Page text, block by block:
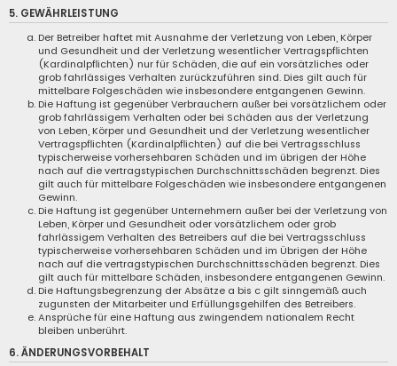
5. GEWÄHRLEISTUNG
Der Betreiber haftet mit Ausnahme der Verletzung von Leben, Körper
und Gesundheit und der Verletzung wesentlicher Vertragspflichten
(Kardinalpflichten) nur für Schäden, die auf ein vorsätzliches oder
grob fahrlässiges Verhalten zurückzuführen sind. Dies gilt auch für
mittelbare Folgeschäden wie insbesondere entgangenen Gewinn.
Die Haftung ist gegenüber Verbrauchern außer bei vorsätzlichem oder
grob fahrlässigem Verhalten oder bei Schäden aus der Verletzung
von Leben, Körper und Gesundheit und der Verletzung wesentlicher
Vertragspflichten (Kardinalpflichten) auf die bei Vertragsschluss
typischerweise vorhersehbaren Schäden und im übrigen der Höhe
nach auf die vertragstypischen Durchschnittsschäden begrenzt. Dies
gilt auch für mittelbare Folgeschäden wie insbesondere entgangenen
Gewinn.
Die Haftung ist gegenüber Unternehmern außer bei der Verletzung von
Leben, Körper und Gesundheit oder vorsätzlichem oder grob
fahrlässigem Verhalten des Betreibers auf die bei Vertragsschluss
typischerweise vorhersehbaren Schäden und im Übrigen der Höhe
nach auf die vertragstypischen Durchschnittsschäden begrenzt. Dies
gilt auch für mittelbare Schäden, insbesondere entgangenen Gewinn.
Die Haftungsbegrenzung der Absätze a bis c gilt sinngemäß auch
zugunsten der Mitarbeiter und Erfüllungsgehilfen des Betreibers.
Ansprüche für eine Haftung aus zwingendem nationalem Recht
bleiben unberührt.
6. ÄNDERUNGSVORBEHALT